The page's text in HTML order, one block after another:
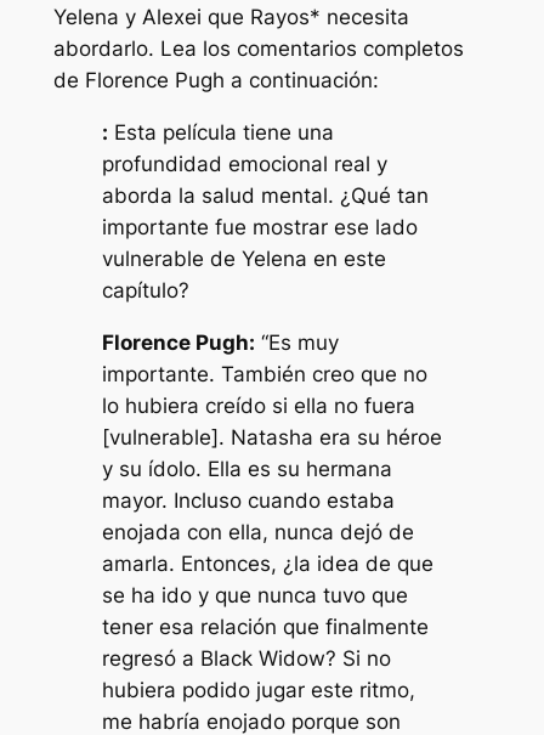
Yelena y Alexei que Rayos* necesita
abordarlo. Lea los comentarios completos
de Florence Pugh a continuación:
: Esta película tiene una
profundidad emocional real y
aborda la salud mental. ¿Qué tan
importante fue mostrar ese lado
vulnerable de Yelena en este
capítulo?
Florence Pugh: “Es muy
importante. También creo que no
lo hubiera creído si ella no fuera
[vulnerable]. Natasha era su héroe
y su ídolo. Ella es su hermana
mayor. Incluso cuando estaba
enojada con ella, nunca dejó de
amarla. Entonces, ¿la idea de que
se ha ido y que nunca tuvo que
tener esa relación que finalmente
regresó a Black Widow? Si no
hubiera podido jugar este ritmo,
me habría enojado porque son